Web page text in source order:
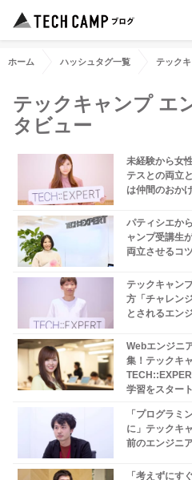
ホーム ハッシュタグ一覧 テック
テックキャンプ エ
タビュー
未経験から女
テスとの両立
は仲間のおか
パティシエか
ャンプ受講生
両立させるコ
テックキャン
方「チャレン
とされるエン
Webエンジニ
集！テックキ
学習をスタート
「プログラミ
に」テックキ
前のエンジニ
「考えずにす